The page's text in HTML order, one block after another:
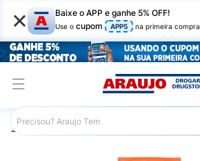
× Baixe o APP e ganhe 5% OFF!
Use o cupom APP5 na primeira compra
Araujo Higiene Pessoal